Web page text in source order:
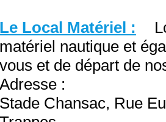
Le Local Matériel :
matériel nautique et
vous et de départ de
Adresse :
Stade Chansac, Rue